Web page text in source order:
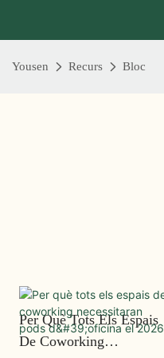
Yousen Recurs Bloc
Per Què Tots Els Espais
De Coworking